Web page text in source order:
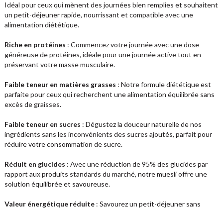
Idéal pour ceux qui mènent des journées bien remplies et souhaitent
un petit-déjeuner rapide, nourrissant et compatible avec une
alimentation diététique.
Riche en protéines : Commencez votre journée avec une dose
généreuse de protéines, idéale pour une journée active tout en
préservant votre masse musculaire.
Faible teneur en matières grasses : Notre formule diététique est
parfaite pour ceux qui recherchent une alimentation équilibrée sans
excès de graisses.
Faible teneur en sucres : Dégustez la douceur naturelle de nos
ingrédients sans les inconvénients des sucres ajoutés, parfait pour
réduire votre consommation de sucre.
Réduit en glucides : Avec une réduction de 95% des glucides par
rapport aux produits standards du marché, notre muesli offre une
solution équilibrée et savoureuse.
Valeur énergétique réduite: Savourez un petit-déjeuner sans